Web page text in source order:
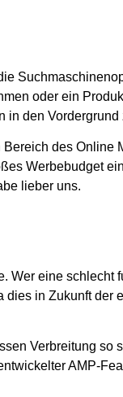
oder ein
in den Vordergrund
des Online
Werbebudget
lieber uns.
Wer eine schlecht
in Zukunft der
Verbreitung so
AMP-